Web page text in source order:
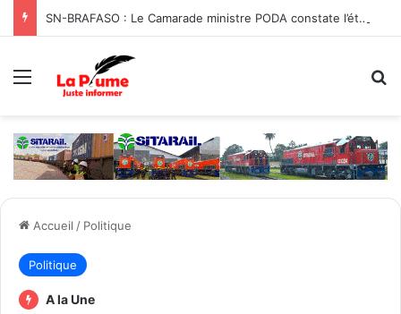
SN-BRAFASO : Le Camarade ministre PODA constate l’état des travaux du canal d’évacuation des eaux
Menu
Accueil / Politique
Politique
A la Une